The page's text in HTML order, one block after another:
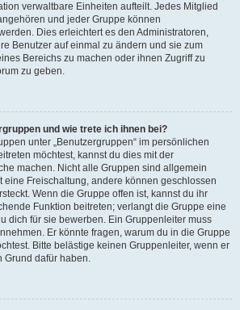
verwaltbare Einheiten aufteilt. Jedes Mitglied
und jeder Gruppe können
Dies erleichtert es den Administratoren,
Benutzer auf einmal zu ändern und sie zum
Bereichs zu machen oder ihnen Zugriff zu
zu geben.
und wie trete ich ihnen bei?
unter „Benutzergruppen“ im persönlichen
möchtest, kannst du dies mit der
machen. Nicht alle Gruppen sind allgemein
eine Freischaltung, andere können geschlossen
Wenn die Gruppe offen ist, kannst du ihr
Funktion beitreten; verlangt die Gruppe eine
dich für sie bewerben. Ein Gruppenleiter muss
Er könnte fragen, warum du in die Gruppe
Bitte belästige keinen Gruppenleiter, wenn er
Grund dafür haben.